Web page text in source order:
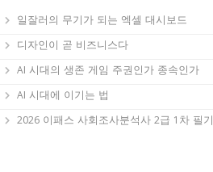
일잘러의 무기가 되는 엑셀 대시보드
디자인이 곧 비즈니스다
AI 시대의 생존 게임 주권인가 종속인가
AI 시대에 이기는 법
2026 이패스 사회조사분석사 2급 1차 필기